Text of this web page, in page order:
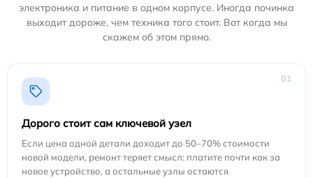
электроника и питание в одном корпусе. Иногда починка
выходит дороже, чем техника того стоит. Вот когда мы
скажем об этом прямо.
01
Дорого стоит сам ключевой узел
Если цена одной детали доходит до 50–70% стоимости
новой модели, ремонт теряет смысл: платите почти как за
новое устройство, а остальные узлы остаются